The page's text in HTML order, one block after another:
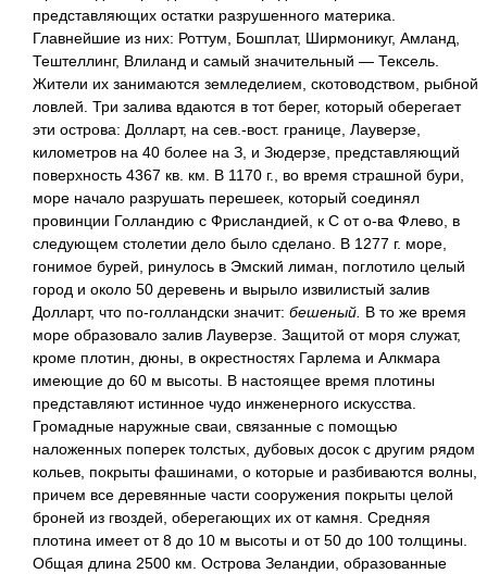
представляющих остатки разрушенного материка.
Главнейшие из них: Роттум, Бошплат, Ширмоникуг, Амланд,
Тештеллинг, Влиланд и самый значительный — Тексель.
Жители их занимаются земледелием, скотоводством, рыбной
ловлей. Три залива вдаются в тот берег, который оберегает
эти острова: Долларт, на сев.-вост. границе, Лауверзе,
километров на 40 более на З, и Зюдерзе, представляющий
поверхность 4367 кв. км. В 1170 г., во время страшной бури,
море начало разрушать перешеек, который соединял
провинции Голландию с Фрисландией, к С от о-ва Флево, в
следующем столетии дело было сделано. В 1277 г. море,
гонимое бурей, ринулось в Эмский лиман, поглотило целый
город и около 50 деревень и вырыло извилистый залив
Долларт, что по-голландски значит: бешеный. В то же время
море образовало залив Лауверзе. Защитой от моря служат,
кроме плотин, дюны, в окрестностях Гарлема и Алкмара
имеющие до 60 м высоты. В настоящее время плотины
представляют истинное чудо инженерного искусства.
Громадные наружные сваи, связанные с помощью
наложенных поперек толстых, дубовых досок с другим рядом
кольев, покрыты фашинами, о которые и разбиваются волны,
причем все деревянные части сооружения покрыты целой
броней из гвоздей, оберегающих их от камня. Средняя
плотина имеет от 8 до 10 м высоты и от 50 до 100 толщины.
Общая длина 2500 км. Острова Зеландии, образованные